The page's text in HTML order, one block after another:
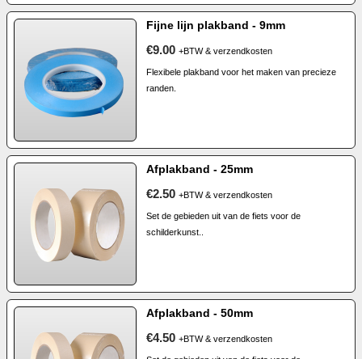
Fijne lijn plakband - 9mm
€9.00 +BTW & verzendkosten
Flexibele plakband voor het maken van precieze
randen.
Afplakband - 25mm
€2.50 +BTW & verzendkosten
Set de gebieden uit van de fiets voor de
schilderkunst..
Afplakband - 50mm
€4.50 +BTW & verzendkosten